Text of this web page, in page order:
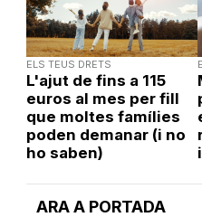
ARA A PORTADA
ELS TEUS DRETS
L'ajut de fins a 115
euros al mes per fill
que moltes famílies
poden demanar (i no
ho saben)